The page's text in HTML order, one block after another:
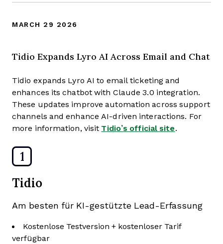
1
Tidio
Am besten für KI-gestützte Lead-Erfassung
Kostenlose Testversion + kostenloser Tarif
verfügbar
MARCH 29 2026
Tidio Expands Lyro AI Across Email and Chat
Tidio expands Lyro AI to email ticketing and
enhances its chatbot with Claude 3.0 integration.
These updates improve automation across support
channels and enhance AI-driven interactions. For
more information, visit Tidio’s official site.